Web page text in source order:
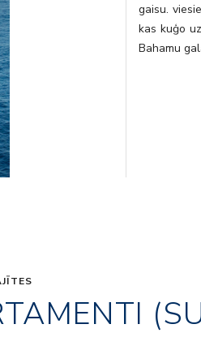
gaisu.
kas kuģo
Bahamu